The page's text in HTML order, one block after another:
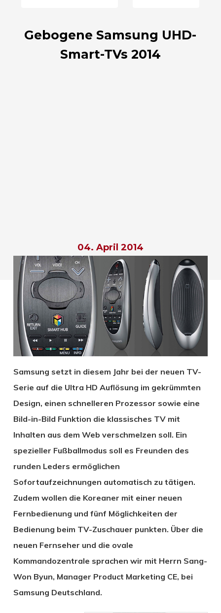
Gebogene Samsung UHD-
Smart-TVs 2014
04. April 2014
Samsung setzt in diesem Jahr bei der neuen TV-
Serie auf die Ultra HD Auflösung im gekrümmten
Design, einen schnelleren Prozessor sowie eine
Bild-in-Bild Funktion die klassisches TV mit
Inhalten aus dem Web verschmelzen soll. Ein
spezieller Fußballmodus soll es Freunden des
runden Leders ermöglichen
Sofortaufzeichnungen automatisch zu tätigen.
Zudem wollen die Koreaner mit einer neuen
Fernbedienung und fünf Möglichkeiten der
Bedienung beim TV-Zuschauer punkten. Über die
neuen Fernseher und die ovale
Kommandozentrale sprachen wir mit Herrn Sang-
Won Byun, Manager Product Marketing CE, bei
Samsung Deutschland.